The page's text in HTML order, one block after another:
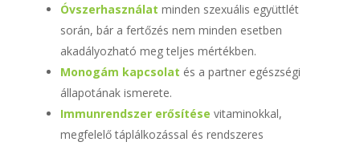
Óvszerhasználat minden szexuális együttlét
során, bár a fertőzés nem minden esetben
akadályozható meg teljes mértékben.
Monogám kapcsolat és a partner egészségi
állapotának ismerete.
Immunrendszer erősítése vitaminokkal,
megfelelő táplálkozással és rendszeres